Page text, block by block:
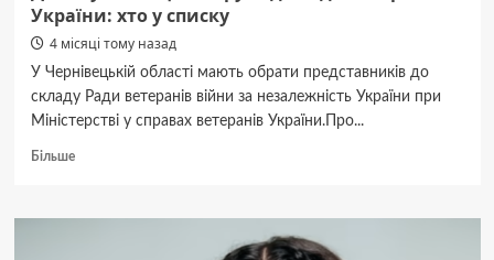
України: хто у списку
4 місяці тому назад
У Чернівецькій області мають обрати представників до
складу Ради ветеранів війни за незалежність України при
Міністерстві у справах ветеранів України.Про...
БільшеДокладніше
буковинців